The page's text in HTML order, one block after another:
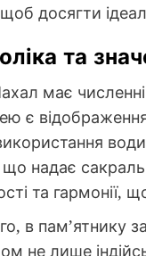
досягти
та
має
є
надає
та гармонії,
в пам’ятнику
не лише